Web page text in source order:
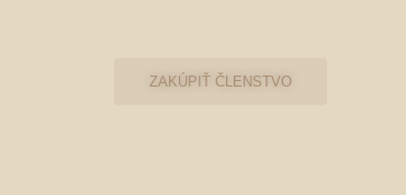
ZAKÚPIŤ ČLENSTVO